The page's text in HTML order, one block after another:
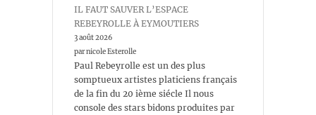
IL FAUT SAUVER L’ESPACE
REBEYROLLE À EYMOUTIERS
3 août 2026
par nicole Esterolle
Paul Rebeyrolle est un des plus
somptueux artistes platiciens français
de la fin du 20 ième siécle Il nous
console des stars bidons produites par